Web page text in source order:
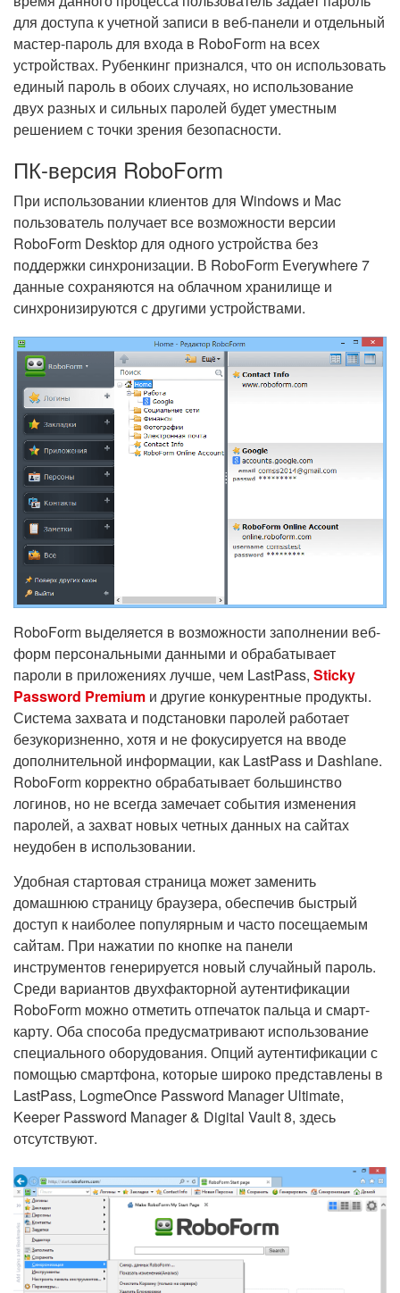
для доступа к учетной записи в веб-панели и отдельный
мастер-пароль для входа в RoboForm на всех
устройствах. Рубенкинг признался, что он использовать
единый пароль в обоих случаях, но использование
двух разных и сильных паролей будет уместным
решением с точки зрения безопасности.
ПК-версия RoboForm
При использовании клиентов для Windows и Mac
пользователь получает все возможности версии
RoboForm Desktop для одного устройства без
поддержки синхронизации. В RoboForm Everywhere 7
данные сохраняются на облачном хранилище и
синхронизируются с другими устройствами.
RoboForm выделяется в возможности заполнении веб-
форм персональными данными и обрабатывает
пароли в приложениях лучше, чем LastPass, Sticky
Password Premium и другие конкурентные продукты.
Система захвата и подстановки паролей работает
безукоризненно, хотя и не фокусируется на вводе
дополнительной информации, как LastPass и Dashlane.
RoboForm корректно обрабатывает большинство
логинов, но не всегда замечает события изменения
паролей, а захват новых четных данных на сайтах
неудобен в использовании.
Удобная стартовая страница может заменить
домашнюю страницу браузера, обеспечив быстрый
доступ к наиболее популярным и часто посещаемым
сайтам. При нажатии по кнопке на панели
инструментов генерируется новый случайный пароль.
Среди вариантов двухфакторной аутентификации
RoboForm можно отметить отпечаток пальца и смарт-
карту. Оба способа предусматривают использование
специального оборудования. Опций аутентификации с
помощью смартфона, которые широко представлены в
LastPass, LogmeOnce Password Manager Ultimate,
Keeper Password Manager & Digital Vault 8, здесь
отсутствуют.